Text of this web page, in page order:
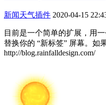
新闻天气插件 2020-04-15
目前是一个简单的扩展，用
替换你的 “新标签” 屏幕。如
http://blog.rainfalldesign.com/